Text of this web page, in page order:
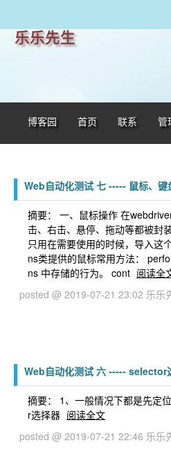
乐乐先生
博客园 首页 联系 管
Web自动化测试 七 ----- 鼠标、键
摘要： 一、鼠标操作 在
击、右击、悬停、拖动等都被封
只用在需要使用的时候，导入这
ns类提供的鼠标常用方法：
ns 中存储的行为。 cont 阅读全
posted @ 2019-07-21 23:02 乐乐
Web自动化测试 六 ----- selector
摘要： 1、一般情况下都是先定
r选择器 阅读全文
posted @ 2019-07-21 22:46 乐乐